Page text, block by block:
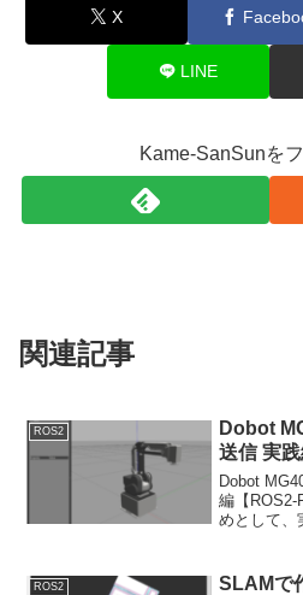
X
LINE
Kame-SanSunを
関連記事
ROS2
Dobot
送信 実
Dobot
編【ROS2-
めとして、
ROS2
SLAMで